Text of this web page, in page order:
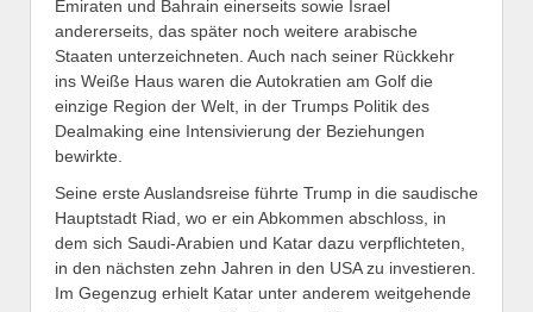
Emiraten und Bahrain einerseits sowie Israel
andererseits, das später noch weitere arabische
Staaten unterzeichneten. Auch nach seiner Rückkehr
ins Weiße Haus waren die Autokratien am Golf die
einzige Region der Welt, in der Trumps Politik des
Dealmaking eine Intensivierung der Beziehungen
bewirkte.
Seine erste Auslandsreise führte Trump in die saudische
Hauptstadt Riad, wo er ein Abkommen abschloss, in
dem sich Saudi-Arabien und Katar dazu verpflichteten,
in den nächsten zehn Jahren in den USA zu investieren.
Im Gegenzug erhielt Katar unter anderem weitgehende